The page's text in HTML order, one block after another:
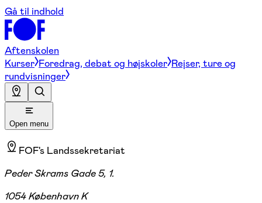
Gå til indhold
Aftenskolen
Kurser Foredrag, debat og højskoler Rejser, ture og
rundvisninger
Open menu
FOF's Landssekretariat
Peder Skrams Gade 5, 1.
1054 København K